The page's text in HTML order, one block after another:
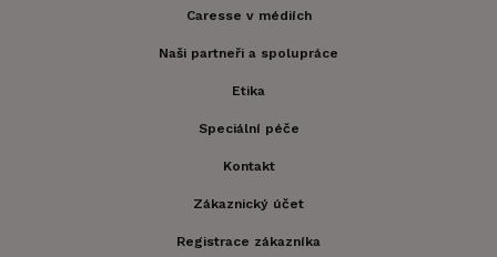
Caresse v médiích
Naši partneři a spolupráce
Etika
Speciální péče
Kontakt
Zákaznický účet
Registrace zákazníka